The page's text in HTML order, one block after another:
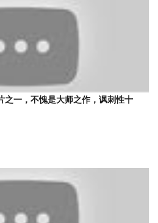
之一，不愧是大师之作，讽刺性十